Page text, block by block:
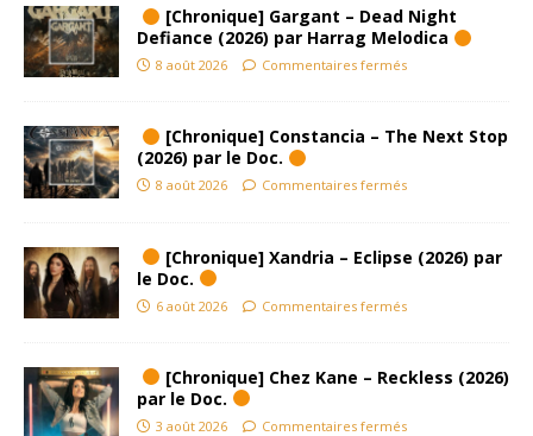
[Chronique] Gargant – Dead Night
Defiance (2026) par Harrag Melodica
8 août 2026 Commentaires fermés
[Chronique] Constancia – The Next Stop
(2026) par le Doc.
8 août 2026 Commentaires fermés
[Chronique] Xandria – Eclipse (2026) par
le Doc.
6 août 2026 Commentaires fermés
[Chronique] Chez Kane – Reckless (2026)
par le Doc.
3 août 2026 Commentaires fermés